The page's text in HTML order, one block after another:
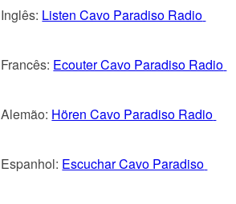
Listen Cavo Paradiso Radio
Ecouter Cavo Paradiso Radio
Hören Cavo Paradiso Radio
Escuchar Cavo Paradiso